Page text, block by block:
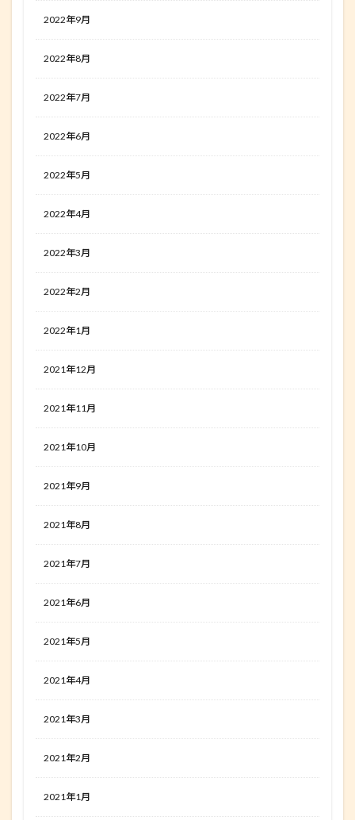
2022年9月
2022年8月
2022年7月
2022年6月
2022年5月
2022年4月
2022年3月
2022年2月
2022年1月
2021年12月
2021年11月
2021年10月
2021年9月
2021年8月
2021年7月
2021年6月
2021年5月
2021年4月
2021年3月
2021年2月
2021年1月